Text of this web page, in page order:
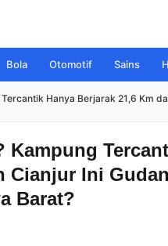
Bola Otomotif Sains
Hanya Berjarak 21,6 Km
Kampung
Cianjur Ini
Barat?